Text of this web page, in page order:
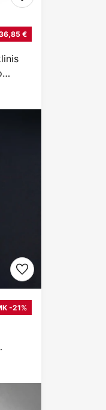
€
-21%